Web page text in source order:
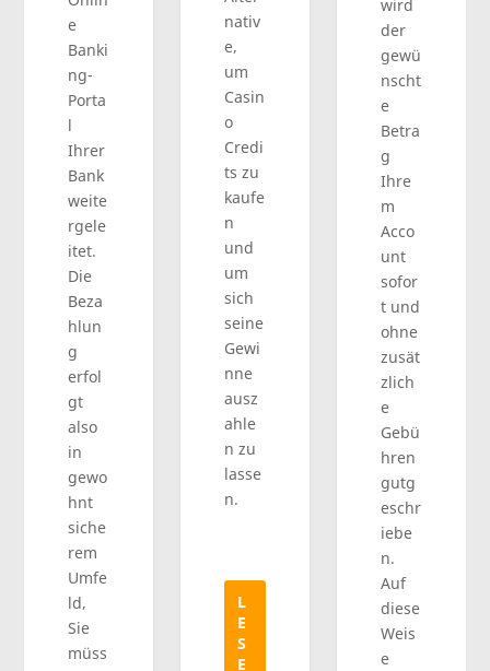
e
Banki
ng-
Porta
l
Ihrer
Bank
weite
rgele
itet.
Die
Beza
hlun
g
erfol
gt
also
in
gewo
hnt
siche
rem
Umfe
ld,
Sie
müss
nativ
e,
um
Casin
o
Credi
ts zu
kaufe
n
und
um
sich
seine
Gewi
nne
ausz
ahle
n zu
lasse
n.
L
E
S
E
wird
der
gewü
nscht
e
Betra
g
Ihre
m
Acco
unt
sofor
t und
ohne
zusät
zlich
e
Gebü
hren
gutg
eschr
iebe
n.
Auf
diese
Weis
e